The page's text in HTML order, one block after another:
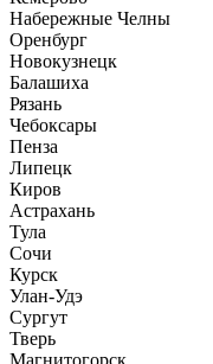
Набережные Челны
Оренбург
Новокузнецк
Балашиха
Рязань
Чебоксары
Пенза
Липецк
Киров
Астрахань
Тула
Сочи
Курск
Улан-Удэ
Сургут
Тверь
Магнитогорск